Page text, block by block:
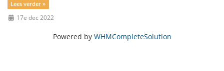
Lees verder »
17e dec 2022
Powered by WHMCompleteSolution